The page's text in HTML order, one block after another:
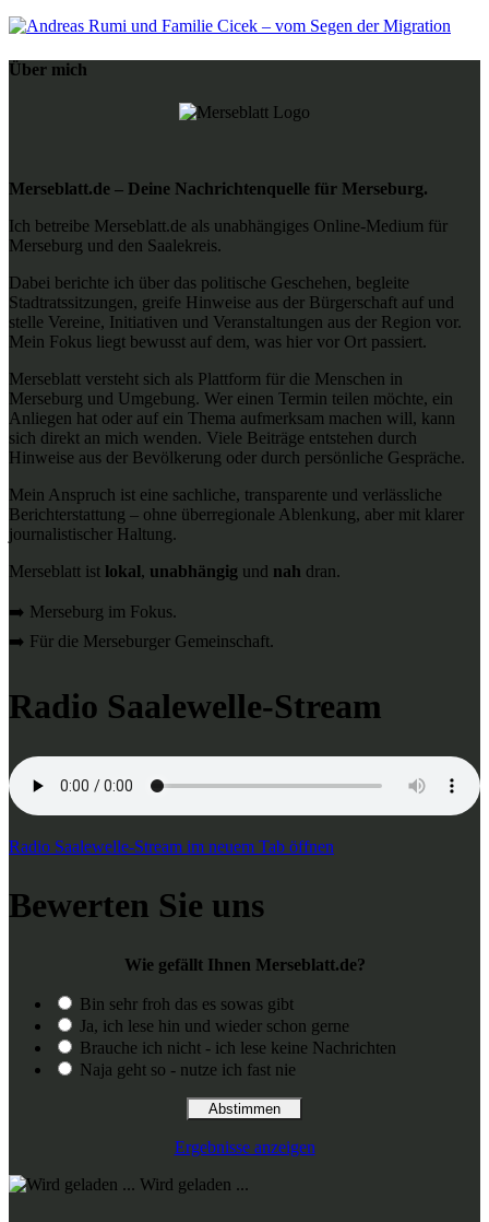
Über mich
Merseblatt.de – Deine Nachrichtenquelle für Merseburg.
Ich betreibe Merseblatt.de als unabhängiges Online-Medium für
Merseburg und den Saalekreis.
Dabei berichte ich über das politische Geschehen, begleite
Stadtratssitzungen, greife Hinweise aus der Bürgerschaft auf und
stelle Vereine, Initiativen und Veranstaltungen aus der Region vor.
Mein Fokus liegt bewusst auf dem, was hier vor Ort passiert.
Merseblatt versteht sich als Plattform für die Menschen in
Merseburg und Umgebung. Wer einen Termin teilen möchte, ein
Anliegen hat oder auf ein Thema aufmerksam machen will, kann
sich direkt an mich wenden. Viele Beiträge entstehen durch
Hinweise aus der Bevölkerung oder durch persönliche Gespräche.
Mein Anspruch ist eine sachliche, transparente und verlässliche
Berichterstattung – ohne überregionale Ablenkung, aber mit klarer
journalistischer Haltung.
Merseblatt ist lokal, unabhängig und nah dran.
➡️ Merseburg im Fokus.
➡️ Für die Merseburger Gemeinschaft.
Radio Saalewelle-Stream
Radio Saalewelle-Stream im neuem Tab öffnen
Bewerten Sie uns
Wie gefällt Ihnen Merseblatt.de?
Bin sehr froh das es sowas gibt
Ja, ich lese hin und wieder schon gerne
Brauche ich nicht - ich lese keine Nachrichten
Naja geht so - nutze ich fast nie
Ergebnisse anzeigen
Wird geladen ...